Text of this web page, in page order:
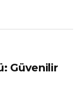
Güvenilir